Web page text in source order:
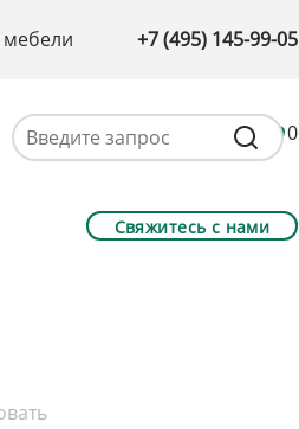
мебели +7 (495) 145-99-05
0
Свяжитесь с нами